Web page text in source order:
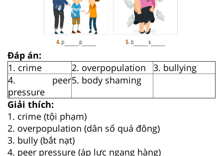
Đáp án:
1. crime
2. overpopulation
3. bullying
4. peer
pressure
5. body shaming
Giải thích:
1. crime (tội phạm)
2. overpopulation (dân số quá đông)
3. bully (bắt nạt)
4. peer pressure (áp lực ngang hàng)